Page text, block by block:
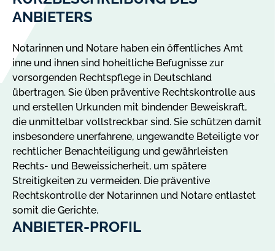
ANBIETERS
Notarinnen und Notare haben ein öffentliches Amt
inne und ihnen sind hoheitliche Befugnisse zur
vorsorgenden Rechtspflege in Deutschland
übertragen. Sie üben präventive Rechtskontrolle aus
und erstellen Urkunden mit bindender Beweiskraft,
die unmittelbar vollstreckbar sind. Sie schützen damit
insbesondere unerfahrene, ungewandte Beteiligte vor
rechtlicher Benachteiligung und gewährleisten
Rechts- und Beweissicherheit, um spätere
Streitigkeiten zu vermeiden. Die präventive
Rechtskontrolle der Notarinnen und Notare entlastet
somit die Gerichte.
ANBIETER-PROFIL